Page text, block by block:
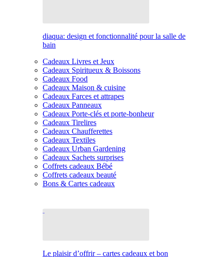
diaqua: design et fonctionnalité pour la salle de
bain
Cadeaux Livres et Jeux
Cadeaux Spiritueux & Boissons
Cadeaux Food
Cadeaux Maison & cuisine
Cadeaux Farces et attrapes
Cadeaux Panneaux
Cadeaux Porte-clés et porte-bonheur
Cadeaux Tirelires
Cadeaux Chaufferettes
Cadeaux Textiles
Cadeaux Urban Gardening
Cadeaux Sachets surprises
Coffrets cadeaux Bébé
Coffrets cadeaux beauté
Bons & Cartes cadeaux
Le plaisir d’offrir – cartes cadeaux et bon